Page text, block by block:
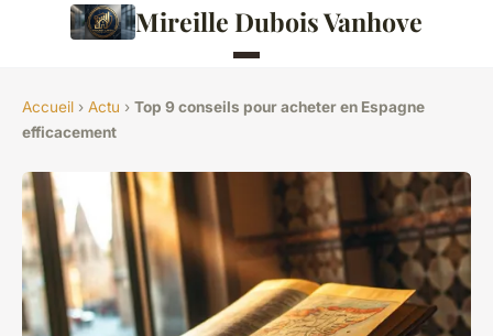
Mireille Dubois Vanhove
Accueil › Actu › Top 9 conseils pour acheter en Espagne
efficacement